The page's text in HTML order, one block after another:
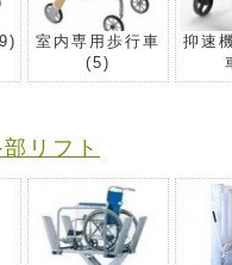
室内専用歩行車
(5)
抑速
リフト